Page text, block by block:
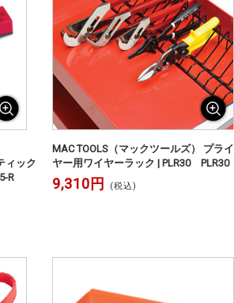
ィック
R
MAC TOOLS（マックツールズ） プライ
ヤー用ワイヤーラック | PLR30 PLR30
9,310円 (税込)